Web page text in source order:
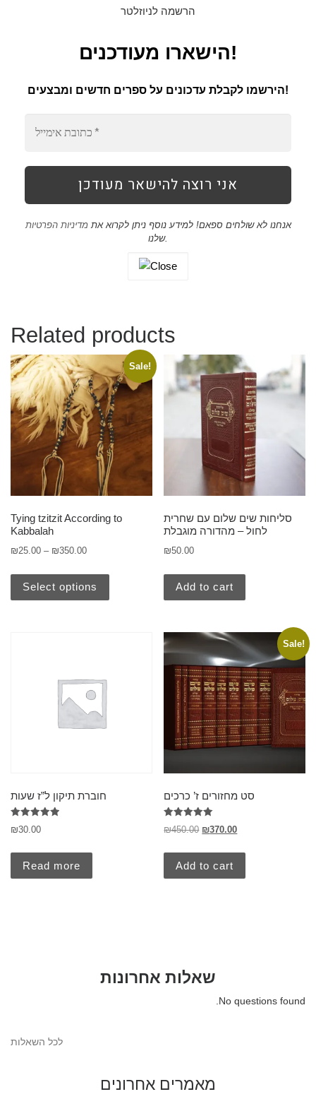
הרשמה לניוזלטר
הישארו מעודכנים!
הירשמו לקבלת עדכונים על ספרים חדשים ומבצעים!
אנחנו לא שולחים ספאם! למידע נוסף ניתן לקרוא אתמדיניות הפרטיות
שלנו.
Related products
Sale!
Tying tzitzit According to
Kabbalah
₪25.00 – ₪350.00
Select options
סליחות שים שלום עם שחרית
לחול – מהדורה מוגבלת
₪50.00
Add to cart
חוברת תיקון ל”ז שעות
Rated
5.00
₪30.00
Read more
Sale!
סט מחזורים ז’ כרכים
Rated
5.00
₪450.00 ₪370.00
Add to cart
שאלות אחרונות
No questions found.
לכל השאלות
מאמרים אחרונים